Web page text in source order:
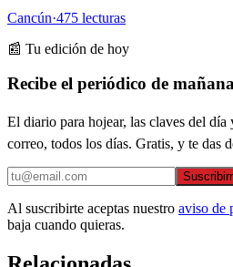
Cancún·475 lecturas
📰 Tu edición de hoy
Recibe el periódico de
El diario para hojear, las claves del
correo, todos los días. Gratis, y te das
Al suscribirte aceptas nuestro aviso de
baja cuando quieras.